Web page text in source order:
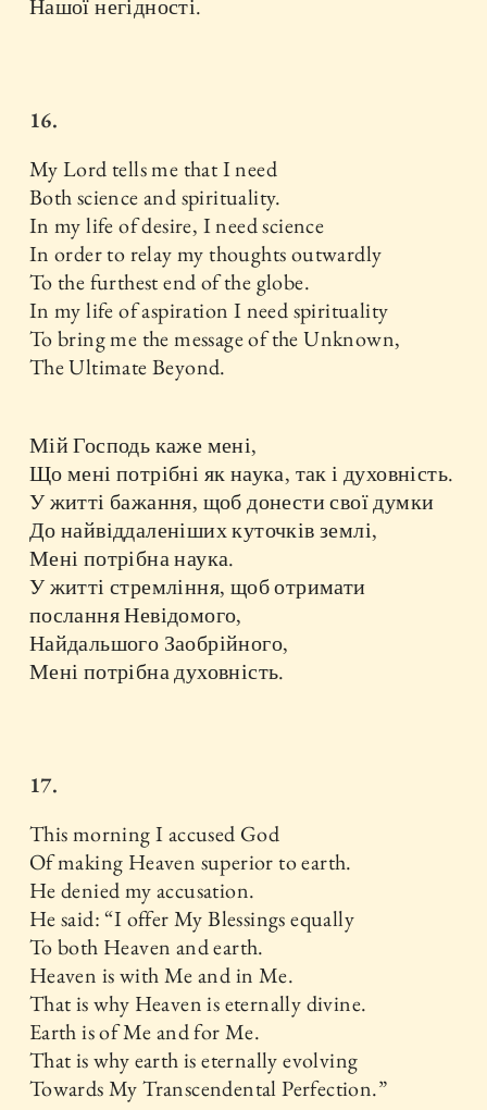
Нашої негідності.
16.
My Lord tells me that I need
Both science and spirituality.
In my life of desire, I need science
In order to relay my thoughts outwardly
To the furthest end of the globe.
In my life of aspiration I need spirituality
To bring me the message of the Unknown,
The Ultimate Beyond.
Мій Господь каже мені,
Що мені потрібні як наука, так і духовність.
У житті бажання, щоб донести свої думки
До найвіддаленіших куточків землі,
Мені потрібна наука.
У житті стремління, щоб отримати
послання Невідомого,
Найдальшого Заобрійного,
Мені потрібна духовність.
17.
This morning I accused God
Of making Heaven superior to earth.
He denied my accusation.
He said: “I offer My Blessings equally
To both Heaven and earth.
Heaven is with Me and in Me.
That is why Heaven is eternally divine.
Earth is of Me and for Me.
That is why earth is eternally evolving
Towards My Transcendental Perfection.”